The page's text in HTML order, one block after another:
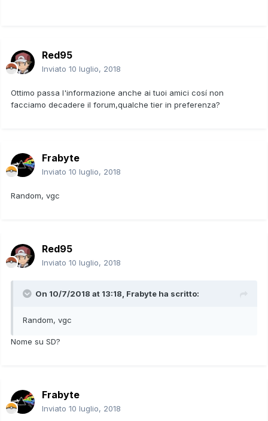
Red95
Inviato 10 luglio, 2018
Ottimo passa l'informazione anche ai tuoi amici cosí non
facciamo decadere il forum,qualche tier in preferenza?
Frabyte
Inviato 10 luglio, 2018
Random, vgc
Red95
Inviato 10 luglio, 2018
On 10/7/2018 at 13:18, Frabyte ha scritto:
Random, vgc
Nome su SD?
Frabyte
Inviato 10 luglio, 2018